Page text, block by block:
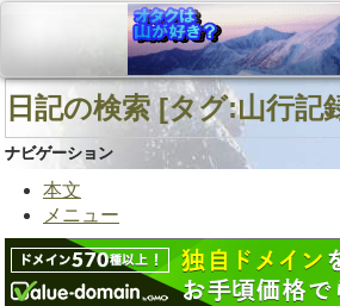
ナビゲーション
本文
メニュー